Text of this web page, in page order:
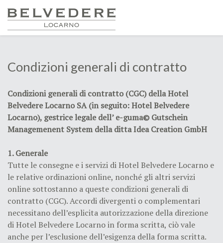
Condizioni generali di contratto
Condizioni generali di contratto (CGC) della Hotel
Belvedere Locarno SA (in seguito: Hotel Belvedere
Locarno), gestrice legale dell’ e-guma© Gutschein
Managemenent System della ditta Idea Creation GmbH
1. Generale
Tutte le consegne e i servizi di Hotel Belvedere Locarno e
le relative ordinazioni online, nonché gli altri servizi
online sottostanno a queste condizioni generali di
contratto (CGC). Accordi divergenti o complementari
necessitano dell’esplicita autorizzazione della direzione
di Hotel Belvedere Locarno in forma scritta, ciò vale
anche per l’esclusione dell’esigenza della forma scritta.